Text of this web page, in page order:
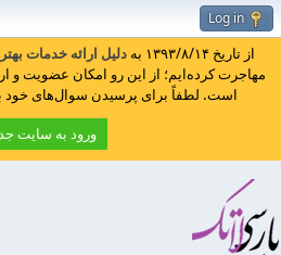
Log in
از تاریخ ۱۳۹۳/۸/۱۴ به دلیل ارائه خدمات بهتر
مهاجرت کرده‌ایم؛ از این رو امکان عضویت و
است. لطفاً برای پرسیدن سوال‌های خود
ورود به سایت